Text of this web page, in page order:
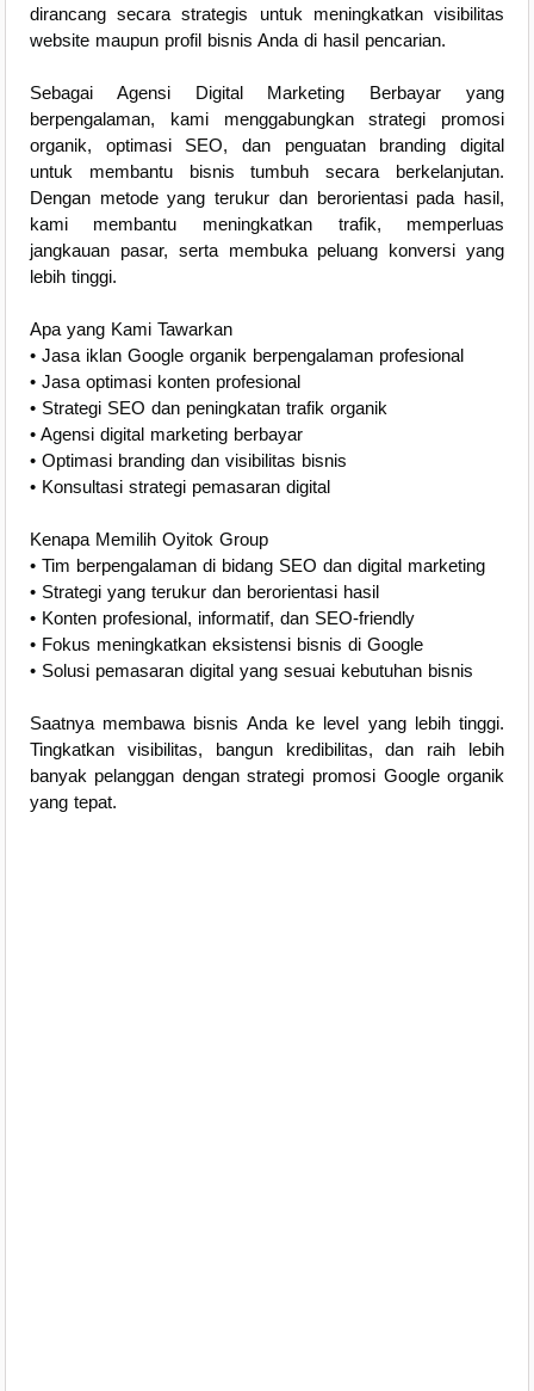
dirancang secara strategis untuk meningkatkan visibilitas
website maupun profil bisnis Anda di hasil pencarian.
Sebagai Agensi Digital Marketing Berbayar yang
berpengalaman, kami menggabungkan strategi promosi
organik, optimasi SEO, dan penguatan branding digital
untuk membantu bisnis tumbuh secara berkelanjutan.
Dengan metode yang terukur dan berorientasi pada hasil,
kami membantu meningkatkan trafik, memperluas
jangkauan pasar, serta membuka peluang konversi yang
lebih tinggi.
Apa yang Kami Tawarkan
• Jasa iklan Google organik berpengalaman profesional
• Jasa optimasi konten profesional
• Strategi SEO dan peningkatan trafik organik
• Agensi digital marketing berbayar
• Optimasi branding dan visibilitas bisnis
• Konsultasi strategi pemasaran digital
Kenapa Memilih Oyitok Group
• Tim berpengalaman di bidang SEO dan digital marketing
• Strategi yang terukur dan berorientasi hasil
• Konten profesional, informatif, dan SEO-friendly
• Fokus meningkatkan eksistensi bisnis di Google
• Solusi pemasaran digital yang sesuai kebutuhan bisnis
Saatnya membawa bisnis Anda ke level yang lebih tinggi.
Tingkatkan visibilitas, bangun kredibilitas, dan raih lebih
banyak pelanggan dengan strategi promosi Google organik
yang tepat.